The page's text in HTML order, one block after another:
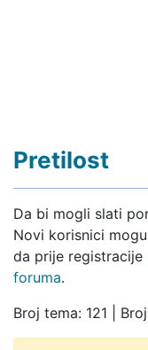
Pretilost
Da bi mogli slati
Novi korisnici
da prije
foruma.
Broj tema: 121 |